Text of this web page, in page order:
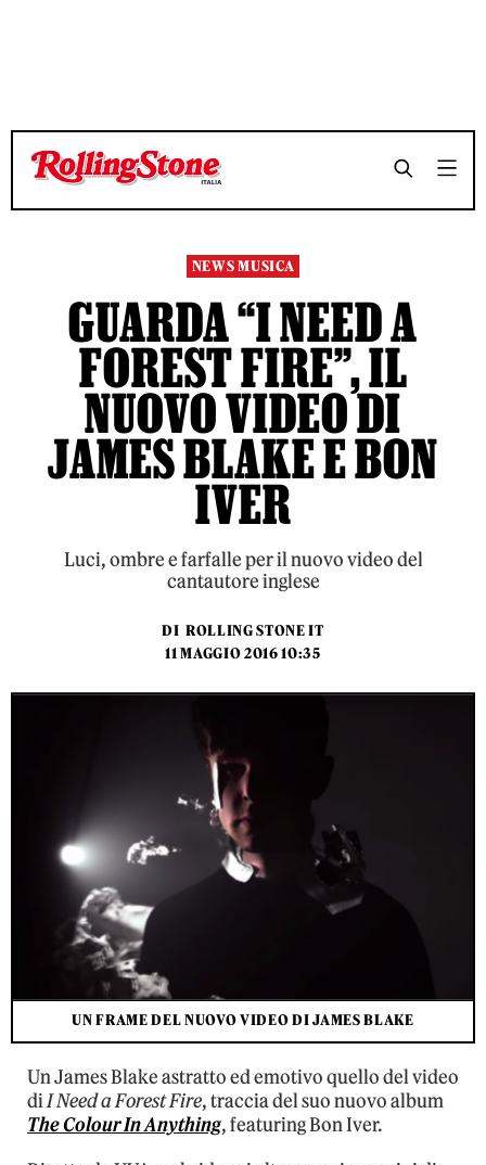
TEMPO DI LETTURA 3 MINUTI SHARE
TEMPO DI LETTURA 3 MINUTI SHARE
NEWS MUSICA
GUARDA “I NEED A
FOREST FIRE”, IL
NUOVO VIDEO DI
JAMES BLAKE E BON
IVER
Luci, ombre e farfalle per il nuovo video del
cantautore inglese
DI ROLLING STONE IT
11 MAGGIO 2016 10:35
UN FRAME DEL NUOVO VIDEO DI JAMES BLAKE
Un James Blake astratto ed emotivo quello del video
diI Need a Forest Fire, traccia del suo nuovo album
The Colour In Anything, featuring Bon Iver.